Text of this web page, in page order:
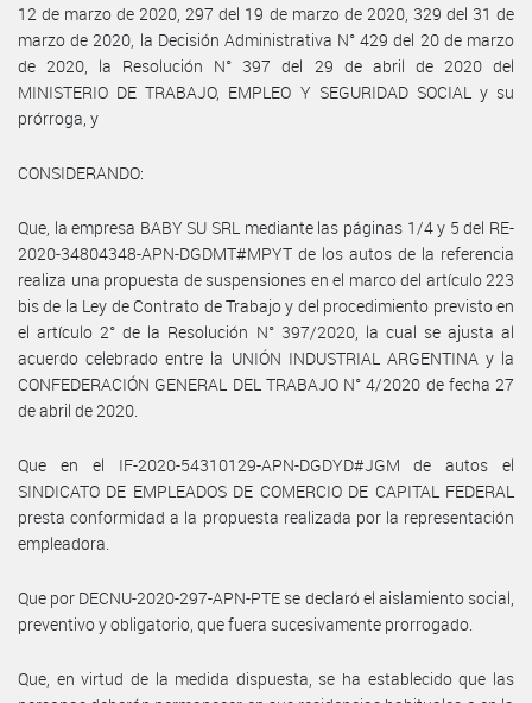
12 de marzo de 2020, 297 del 19 de marzo de 2020, 329 del 31 de
marzo de 2020, la Decisión Administrativa N° 429 del 20 de marzo
de 2020, la Resolución N° 397 del 29 de abril de 2020 del
MINISTERIO DE TRABAJO, EMPLEO Y SEGURIDAD SOCIAL y su
prórroga, y
CONSIDERANDO:
Que, la empresa BABY SU SRL mediante las páginas 1/4 y 5 del RE-
2020-34804348-APN-DGDMT#MPYT de los autos de la referencia
realiza una propuesta de suspensiones en el marco del artículo 223
bis de la Ley de Contrato de Trabajo y del procedimiento previsto en
el artículo 2° de la Resolución N° 397/2020, la cual se ajusta al
acuerdo celebrado entre la UNIÓN INDUSTRIAL ARGENTINA y la
CONFEDERACIÓN GENERAL DEL TRABAJO N° 4/2020 de fecha 27
de abril de 2020.
Que en el IF-2020-54310129-APN-DGDYD#JGM de autos el
SINDICATO DE EMPLEADOS DE COMERCIO DE CAPITAL FEDERAL
presta conformidad a la propuesta realizada por la representación
empleadora.
Que por DECNU-2020-297-APN-PTE se declaró el aislamiento social,
preventivo y obligatorio, que fuera sucesivamente prorrogado.
Que, en virtud de la medida dispuesta, se ha establecido que las